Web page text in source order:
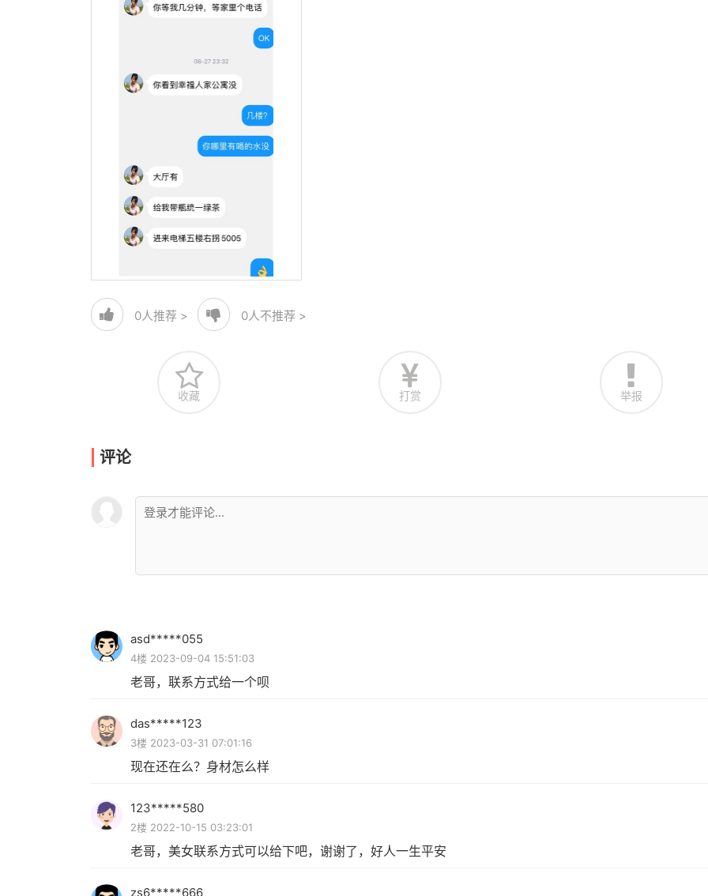
0人推荐 > 0人不推荐 >
收藏 打赏 举报
评论
asd*****055
4楼 2023-09-04 15:51:03
老哥，联系方式给一个呗
das*****123
3楼 2023-03-31 07:01:16
现在还在么？身材怎么样
123*****580
2楼 2022-10-15 03:23:01
老哥，美女联系方式可以给下吧，谢谢了，好人一生平安
zs6*****666